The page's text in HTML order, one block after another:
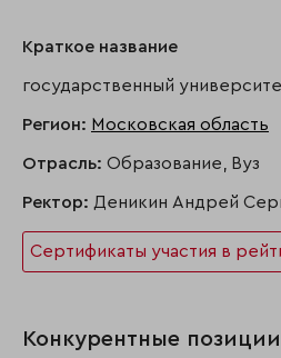
Краткое название
государственный
Регион: Московская область
Отрасль: Образование, Вуз
Ректор: Деникин Андрей
Сертификаты участия в
Конкурентные